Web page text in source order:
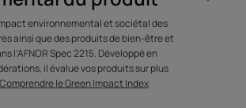
réparatrice
2 à 3 fois par
environnemental et sociétal des
ainsi que des produits de bien-être et
l’AFNOR Spec 2215. Développé en
il évalue vos produits sur plus
Comprendre le Green Impact Index